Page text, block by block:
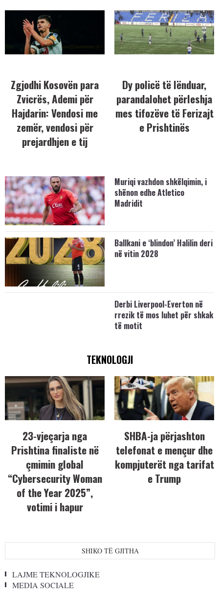
Zgjodhi Kosovën para
Zvicrës, Ademi për
Hajdarin: Vendosi me
zemër, vendosi për
prejardhjen e tij
Dy policë të lënduar,
parandalohet përleshja
mes tifozëve të Ferizajt
e Prishtinës
Muriqi vazhdon shkëlqimin, i
shënon edhe Atletico
Madridit
Ballkani e ‘blindon’ Halilin deri
në vitin 2028
Derbi Liverpool-Everton në
rrezik të mos luhet për shkak
të motit
TEKNOLOGJI
23-vjeçarja nga
Prishtina finaliste në
çmimin global
“Cybersecurity Woman
of the Year 2025”,
votimi i hapur
SHBA-ja përjashton
telefonat e mençur dhe
kompjuterët nga tarifat
e Trump
SHIKO TË GJITHA
LAJME TEKNOLOGJIKE
MEDIA SOCIALE